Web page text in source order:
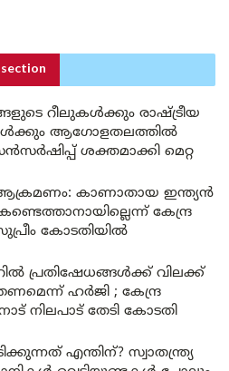
റീലുകൾക്കും രാഷ്ട്രീയ
ആഗോളതലത്തിൽ
ശക്തമാക്കി മെറ്റ
കാണാതായ ഇന്ത്യൻ
കേന്ദ്ര
കോടതിയിൽ
പ്രതിഷേധങ്ങൾക്ക് വിലക്ക്
ഹർജി ; കേന്ദ്ര
നിലപാട് തേടി കോടതി
എന്തിന്? സ്വാതന്ത്ര്യ